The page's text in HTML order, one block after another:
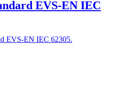
EVS-EN IEC
EVS-EN IEC 62305.